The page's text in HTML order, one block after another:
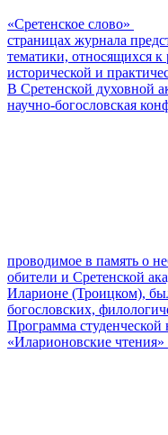
«Сретенское слово»
страницах журнала
тематики, относящихся к
исторической и
В Сретенской духовной
научно-богословская
проводимое в память о
обители и Сретенской
Иларионе (Троицком),
богословских,
Программа студенческой
«Иларионовские